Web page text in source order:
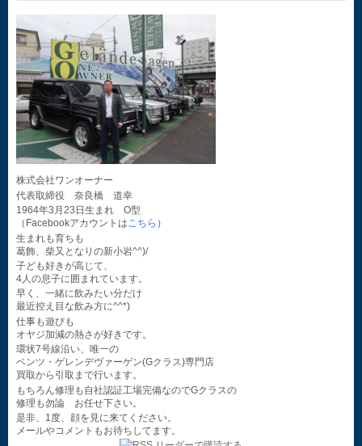
株式会社ワンオーナー
代表取締役 奈良橋 道幸
1964年3月23日生まれ O型
（Facebookアカウントはこちら ）
生まれも育ちも
葛飾、柴又となりの新小岩^^)/
子ども好きが高じて、
4人の息子に囲まれています。
早く、一緒に飲みたい分だけ
最近控え目な飲み方に^^*)
仕事も遊びも
オヤジ加減の熱さが好きです。
環状7号線沿い、唯一の
ベンツ・ゲレンデヴァーゲン(Gクラス)専門店
買取から引取まで行います。
もちろん修理も自社認証工場完備なのでGクラスの
修理も勿論 お任せ下さい。
是非、1度、顔を見に来てください。
メールやコメントもお待ちしてます。